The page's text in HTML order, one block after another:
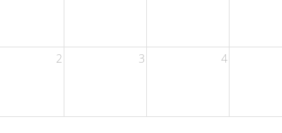
2 3 4